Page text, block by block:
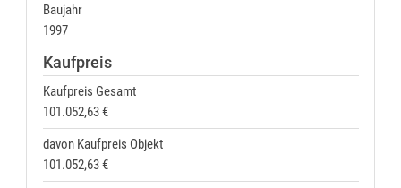
Baujahr
1997
Kaufpreis
Kaufpreis Gesamt
101.052,63 €
davon Kaufpreis Objekt
101.052,63 €